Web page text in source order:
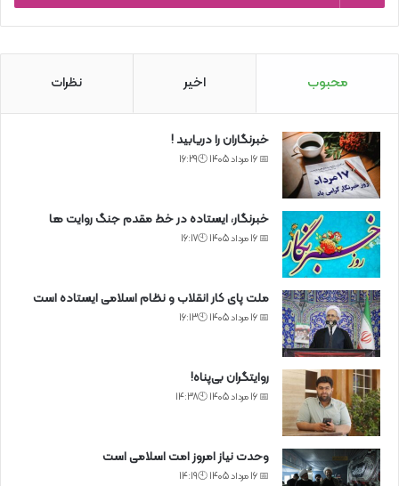
محبوب اخیر نظرات
خبرنگاران را دریابید !
📅 16 مرداد 1405 🕙16:29
خبرنگار، ایستاده در خط مقدم جنگ روایت ها
📅 16 مرداد 1405 🕙16:17
ملت پای کار انقلاب و نظام اسلامی ایستاده است
📅 16 مرداد 1405 🕙16:13
روایتگران بی‌پناه!
📅 16 مرداد 1405 🕙14:38
وحدت نیاز امروز امت اسلامی است
📅 16 مرداد 1405 🕙14:19